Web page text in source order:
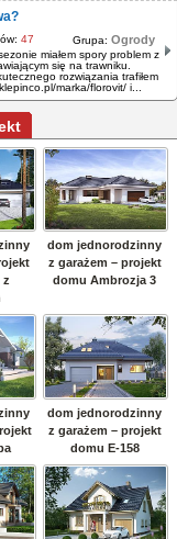
47 Grupa: Ogrody
miałem spory problem z
się na trawniku.
rozwiązania trafiłem
marka/florovit/ i...